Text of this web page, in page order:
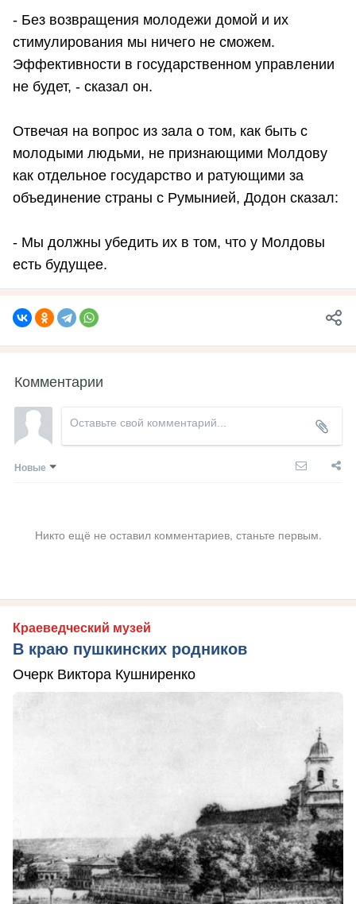
- Без возвращения молодежи домой и их
стимулирования мы ничего не сможем.
Эффективности в государственном управлении
не будет, - сказал он.
Отвечая на вопрос из зала о том, как быть с
молодыми людьми, не признающими Молдову
как отдельное государство и ратующими за
объединение страны с Румынией, Додон сказал:
- Мы должны убедить их в том, что у Молдовы
есть будущее.
Комментарии
Новые
Никто ещё не оставил комментариев, станьте первым.
Краеведческий музей
В краю пушкинских родников
Очерк Виктора Кушниренко